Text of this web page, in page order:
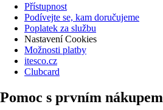
Přístupnost
Podívejte se, kam doručujeme
Poplatek za službu
Nastavení Cookies
Možnosti platby
itesco.cz
Clubcard
Pomoc s prvním nákupem